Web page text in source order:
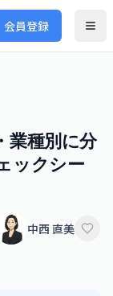
会員登録
業種別に分
ックシー
中西 直美